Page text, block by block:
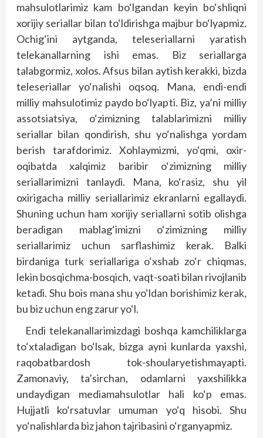
mahsulotlarimiz kam bo‘lgandan ke­yin bo‘shliqni
xorijiy seriallar bilan to‘ldirishga majbur bo‘lyapmiz.
Ochig‘ini aytganda, teleseriallarni yaratish
telekanallarning ishi emas. Biz seriallarga
talabgormiz, xolos. Afsus bilan aytish kerakki, bizda
teleseriallar yo‘nalishi oqsoq. Mana, endi-endi
milliy mahsulotimiz paydo bo‘lyapti. Biz, ya’ni milliy
assotsiatsiya, o‘zimizning talablarimizni milliy
seriallar bilan qondirish, shu yo‘nalishga yordam
berish tarafdorimiz. Xohlaymizmi, yo‘qmi, oxir-
oqibatda xalqimiz baribir o‘zimizning milliy
seriallarimizni tanlaydi. Mana, ko‘rasiz, shu yil
oxirigacha milliy seriallarimiz ekranlarni egallaydi.
Shuning uchun ham xorijiy seriallarni sotib olishga
beradigan mablag‘imizni o‘zimizning milliy
seriallarimiz uchun sarflashimiz kerak. Balki
birdaniga turk seriallariga o‘xshab zo‘r chiqmas,
lekin bosqichma-bosqich, vaqt-soati bilan rivojlanib
ketadi. Shu bois mana shu yo‘ldan borishimiz kerak,
bu biz uchun eng zarur yo‘l.
Endi telekanallarimizdagi bosh­qa kamchiliklarga
to‘xtaladigan bo‘lsak, bizga ayni kunlarda yaxshi,
raqobatbardosh tok-shoularyetishmayapti.
Zamonaviy, ta’sirchan, odamlarni yaxshilikka
undaydigan mediamahsulotlar hali ko‘p emas.
Hujjatli ko‘rsatuvlar umuman yo‘q hisobi. Shu
yo‘nalishlarda biz jahon tajribasini o‘rganyapmiz.